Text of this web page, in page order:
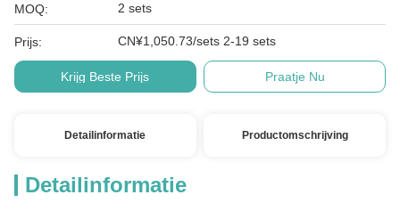
MOQ: 2 sets
Prijs: CN¥1,050.73/sets 2-19 sets
Krijg Beste Prijs Praatje Nu
Detailinformatie Productomschrijving
Detailinformatie